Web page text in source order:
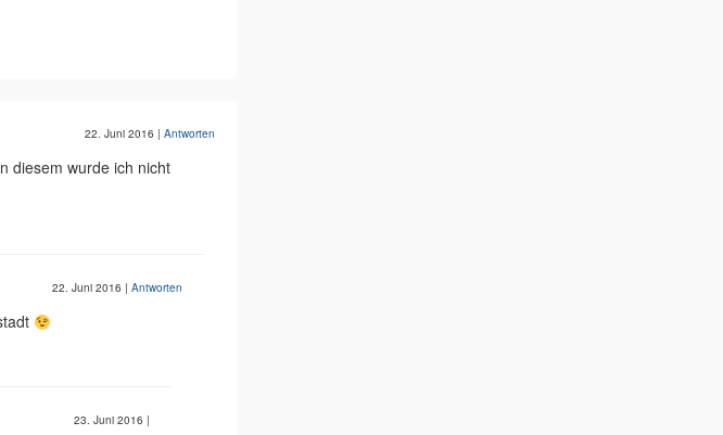
22. Juni 2016 | Antworten
diesem wurde ich nicht
22. Juni 2016 | Antworten
23. Juni 2016 |